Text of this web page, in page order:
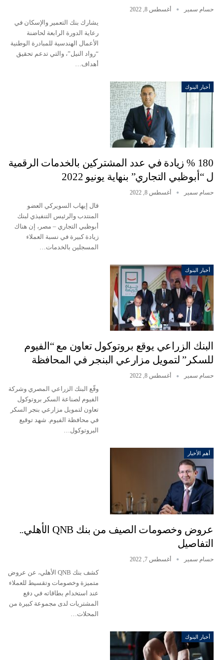
حسام سمير أغسطس 8, 2022
يشارك بنك التعمير والإسكان في
رعاية الدورة الرابعة لحاضنة
الأعمال الهندسية للمبادرة الوطنية
“رواد النيل”، والتي تدعم تحقيق
أهداف…
أخبار البنوك
180 % زيادة في عدد المشتركين بالخدمات الرقمية
ل “أبوظبي التجاري” بنهاية يونيو 2022
حسام سمير أغسطس 8, 2022
قال إيهاب السويركي العضو
المنتدب والرئيس التنفيذي لبنك
أبوظبي التجاري – مصر، إن هناك
زيادة كبيرة في نسبة العملاء
المسجلين بالخدمات…
أخبار البنوك
البنك الزراعي يوقع بروتوكول تعاون مع “الفيوم
للسكر” لتمويل مزارعي البنجر في المحافظة
حسام سمير أغسطس 8, 2022
وقّع البنك الزراعي المصري وشركة
الفيوم لصناعة السكر بروتوكول
تعاون لتمويل مزارعي بنجر السكر
في محافظة الفيوم. شهد توقيع
البروتوكول…
أهم الأخبار
عروض وخصومات الصيف من بنك QNB الأهلي..
التفاصيل
حسام سمير أغسطس 7, 2022
كشف بنك QNB الأهلي، عن عروض
متميزة وخصومات وتقسيط للعملاء
عند استخدام بطاقاته في دفع
المشتريات لدى مجموعة كبيرة من
المحلات…
أخبار البنوك